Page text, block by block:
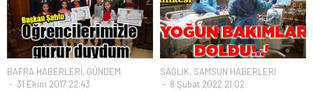
BAFRA HABERLERİ, GÜNDEM
31 Ekim 2017 22:43
SAĞLIK, SAMSUN HABERLERİ
8 Şubat 2022 21:02